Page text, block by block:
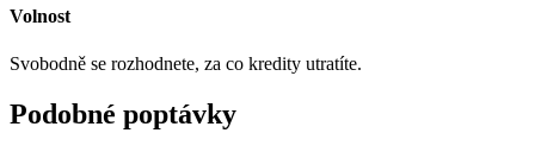
Volnost
Svobodně se rozhodnete, za co kredity utratíte.
Podobné poptávky